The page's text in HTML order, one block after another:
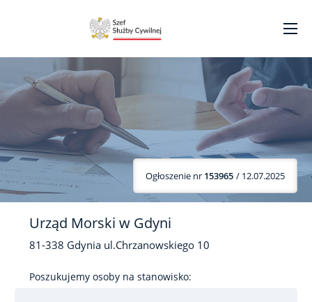
Ogłoszenie nr 153965 / 12.07.2025
Urząd Morski w Gdyni
81-338 Gdynia ul.Chrzanowskiego 10
Poszukujemy osoby na stanowisko: